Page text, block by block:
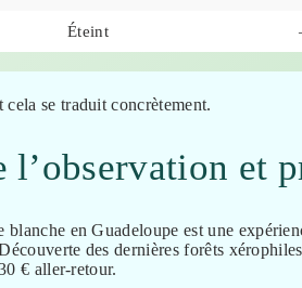
Éteint
se traduit concrètement.
l’observation et
blanche en Guadeloupe est une
des dernières forêts
€ aller-retour.